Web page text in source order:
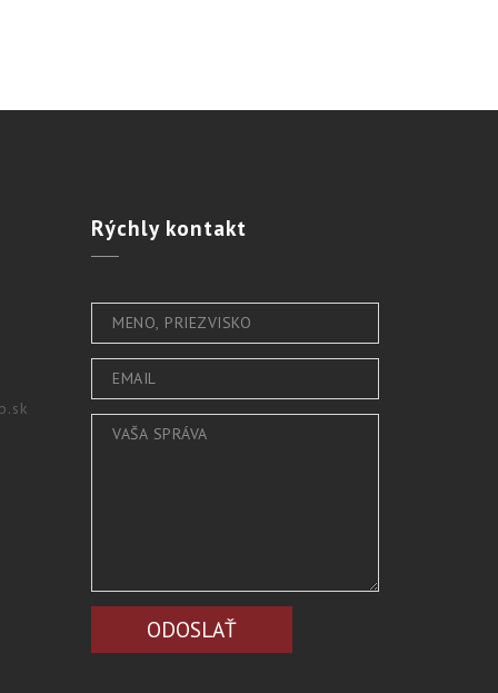
Rýchlykontakt